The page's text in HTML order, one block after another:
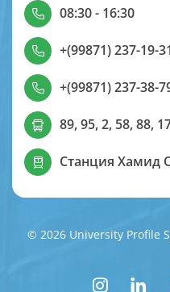
08:30 - 16:30
+(99871) 237-19-
+(99871) 237-38-
89, 95, 2, 58, 88,
Станция Хамид
© 2026 University Profile